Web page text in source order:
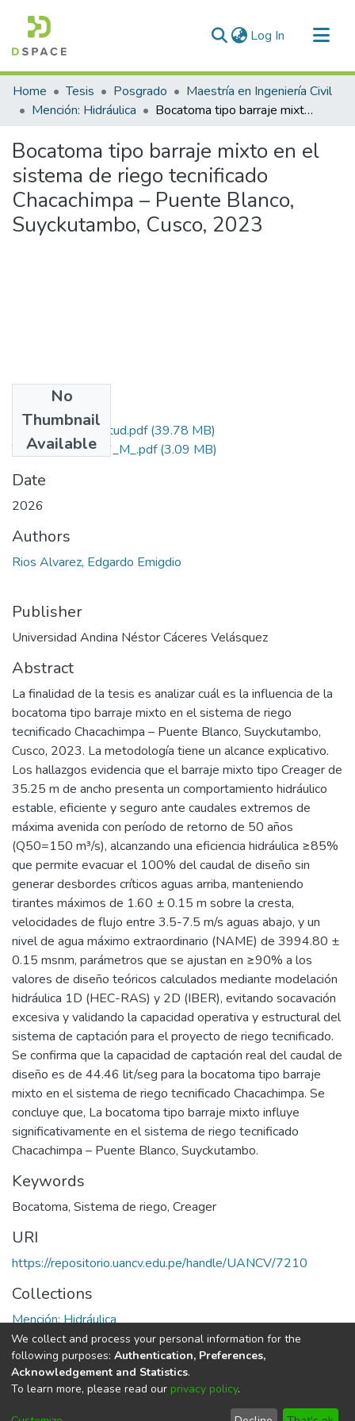
Log In (current)
Communities & Collections
All of DSpace
Home Tesis Posgrado
Maestría en Ingeniería Civil
Mención: Hidráulica
Bocatoma tipo barraje mixto en el sistema de riego tecnificado Chacachimpa – Puente Blanco, Suyckutambo, Cusco, 2023
Bocatoma tipo barraje mixto en el
sistema de riego tecnificado
Chacachimpa – Puente Blanco,
Suyckutambo, Cusco, 2023
No
Thumbnail
Available
Grado de Similitud.pdf(39.78 MB)
T036_23951146_M_.pdf(3.09 MB)
Date
2026
Authors
Rios Alvarez, Edgardo Emigdio
Publisher
Universidad Andina Néstor Cáceres Velásquez
Abstract
La finalidad de la tesis es analizar cuál es la influencia de la
bocatoma tipo barraje mixto en el sistema de riego
tecnificado Chacachimpa – Puente Blanco, Suyckutambo,
Cusco, 2023. La metodología tiene un alcance explicativo.
Los hallazgos evidencia que el barraje mixto tipo Creager de
35.25 m de ancho presenta un comportamiento hidráulico
estable, eficiente y seguro ante caudales extremos de
máxima avenida con período de retorno de 50 años
(Q50=150 m³/s), alcanzando una eficiencia hidráulica ≥85%
que permite evacuar el 100% del caudal de diseño sin
generar desbordes críticos aguas arriba, manteniendo
tirantes máximos de 1.60 ± 0.15 m sobre la cresta,
velocidades de flujo entre 3.5-7.5 m/s aguas abajo, y un
nivel de agua máximo extraordinario (NAME) de 3994.80 ±
0.15 msnm, parámetros que se ajustan en ≥90% a los
valores de diseño teóricos calculados mediante modelación
hidráulica 1D (HEC-RAS) y 2D (IBER), evitando socavación
excesiva y validando la capacidad operativa y estructural del
sistema de captación para el proyecto de riego tecnificado.
Se confirma que la capacidad de captación real del caudal de
diseño es de 44.46 lit/seg para la bocatoma tipo barraje
mixto en el sistema de riego tecnificado Chacachimpa. Se
concluye que, La bocatoma tipo barraje mixto influye
significativamente en el sistema de riego tecnificado
Chacachimpa – Puente Blanco, Suyckutambo.
Keywords
Bocatoma, Sistema de riego, Creager
URI
https://repositorio.uancv.edu.pe/handle/UANCV/7210
Collections
Mención: Hidráulica
Full item page
DSpace softwarecopyright © 2002-2026
Cookie End User Send
We collect and process your personal information for the
following purposes: Authentication, Preferences,
Acknowledgement and Statistics.
To learn more, please read our privacy policy.